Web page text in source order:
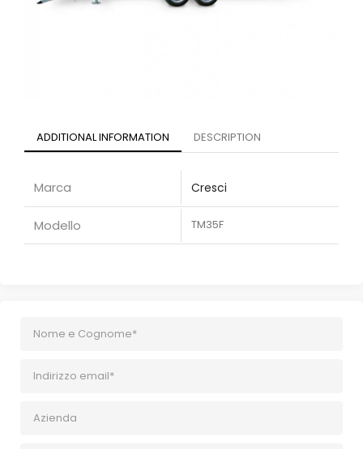
ADDITIONAL INFORMATION DESCRIPTION
Marca Cresci
Modello TM35F